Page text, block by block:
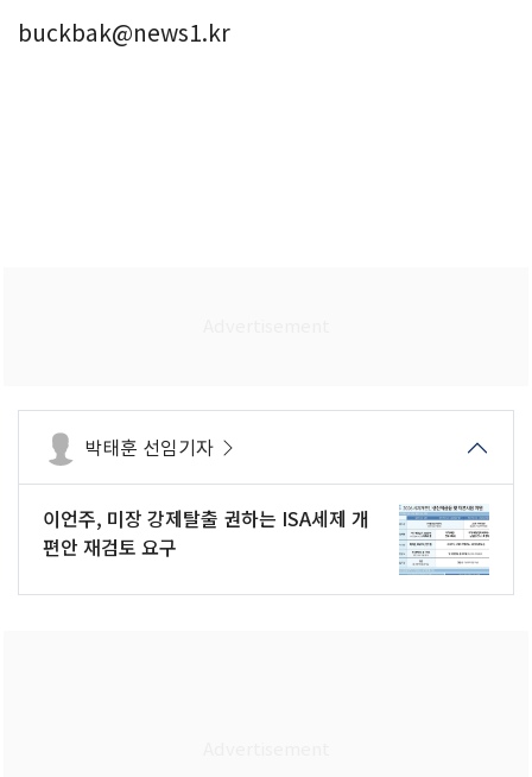
buckbak@news1.kr
박태훈 선임기자
이언주, 미장 강제탈출 권하는 ISA세제 개
편안 재검토 요구